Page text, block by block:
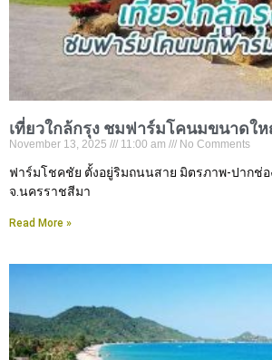
เที่ยวใกล้กรุง ชมฟาร์มโคนมขนาดใ
November 13, 2025 11:00 am No Comments
ฟาร์มโชคชัย ตั้งอยู่ริมถนนสาย มิตรภาพ-ปากช่
จ.นครราชสีมา
Read More »